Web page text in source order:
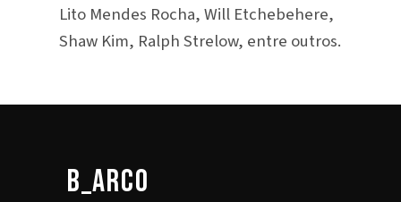
Lito Mendes Rocha, Will Etchebehere,
Shaw Kim, Ralph Strelow, entre outros.
b_arco